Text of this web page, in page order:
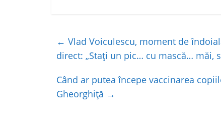
e
b
o
k
er s
A
p
je
a
ă
← Vlad Voiculescu, moment de
direct: „Staţi un pic… cu mască… măi,
Când ar putea începe vaccinarea
Gheorghiță →